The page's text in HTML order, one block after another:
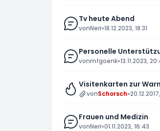
Tv heute Abend
vonNeri»18.12.2023, 18:31
Personelle
vonmfgoenk»13.11.2023,
Visitenkarten zur
vonSchorsch»
Frauen und Medizin
vonNeri»01.11.2023, 16:43